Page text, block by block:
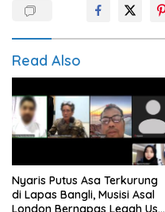
Read Also
Nyaris Putus Asa Terkurung
di Lapas Bangli, Musisi Asal
London Bernapas Legah Usai